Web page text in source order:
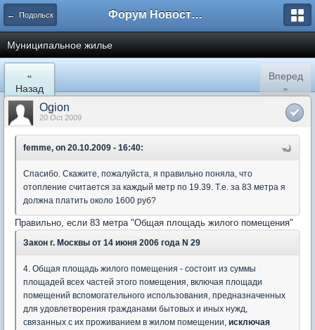
← Подольск Форум Новостройки
Муниципальное жилье
«
Назад
Вперед
»
Ogion
20 Oct 2009
femme, on 20.10.2009 - 16:40:
Спасибо. Скажите, пожалуйста, я правильно поняла, что
отопление считается за каждый метр по 19.39. Т.е. за 83 метра я
должна платить около 1600 руб?
Правильно, если 83 метра "Общая площадь жилого помещения"
Закон г. Москвы от 14 июня 2006 года N 29
4. Общая площадь жилого помещения - состоит из суммы
площадей всех частей этого помещения, включая площади
помещений вспомогательного использования, предназначенных
для удовлетворения гражданами бытовых и иных нужд,
связанных с их проживанием в жилом помещении, исключая